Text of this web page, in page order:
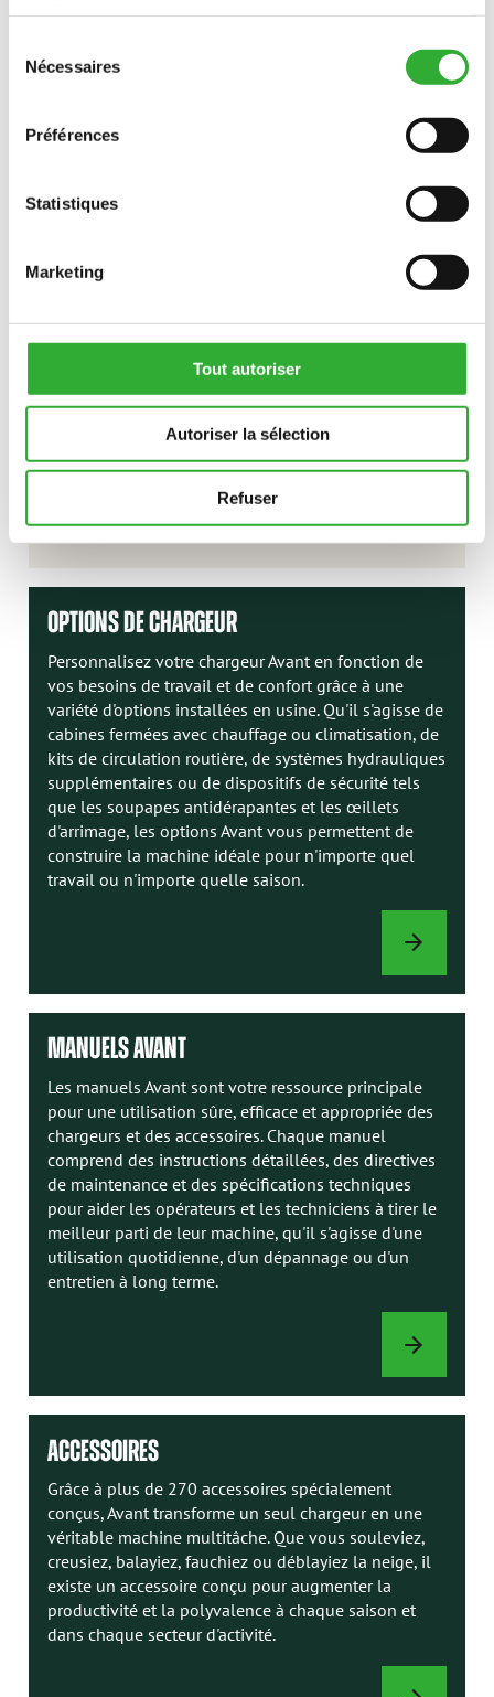
Nécessaires
Préférences
Statistiques
Marketing
Tout autoriser
Autoriser la sélection
Refuser
CONTACTEZ-NOUS
INTÉRÊT POUR LES accessoires?
OPTIONS DE CHARGEUR
Personnalisez votre chargeur Avant en fonction de
vos besoins de travail et de confort grâce à une
variété d'options installées en usine. Qu'il s'agisse de
cabines fermées avec chauffage ou climatisation, de
kits de circulation routière, de systèmes hydrauliques
supplémentaires ou de dispositifs de sécurité tels
que les soupapes antidérapantes et les œillets
d'arrimage, les options Avant vous permettent de
construire la machine idéale pour n'importe quel
travail ou n'importe quelle saison.
OPTIONS
CHARGEUR
MANUELS AVANT
Les manuels Avant sont votre ressource principale
pour une utilisation sûre, efficace et appropriée des
chargeurs et des accessoires. Chaque manuel
comprend des instructions détaillées, des directives
de maintenance et des spécifications techniques
pour aider les opérateurs et les techniciens à tirer le
meilleur parti de leur machine, qu'il s'agisse d'une
utilisation quotidienne, d'un dépannage ou d'un
entretien à long terme.
MANUELS
ACCESSOIRES
Grâce à plus de 270 accessoires spécialement
conçus, Avant transforme un seul chargeur en une
véritable machine multitâche. Que vous souleviez,
creusiez, balayiez, fauchiez ou déblayiez la neige, il
existe un accessoire conçu pour augmenter la
productivité et la polyvalence à chaque saison et
dans chaque secteur d'activité.